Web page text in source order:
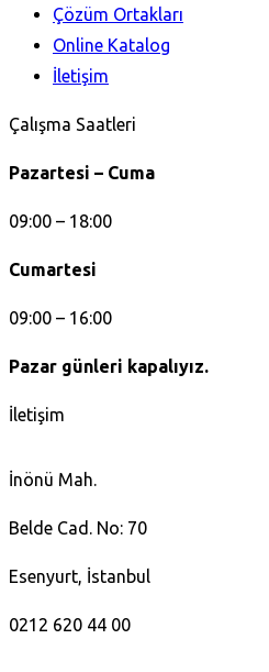
Çözüm Ortakları
Online Katalog
İletişim
Çalışma Saatleri
Pazartesi – Cuma
09:00 – 18:00
Cumartesi
09:00 – 16:00
Pazar günleri kapalıyız.
İletişim
İnönü Mah.
Belde Cad. No: 70
Esenyurt, İstanbul
0212 620 44 00